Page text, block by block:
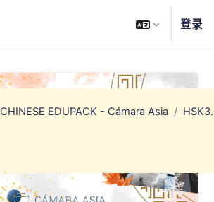
登录
CHINESE EDUPACK - Cámara Asia